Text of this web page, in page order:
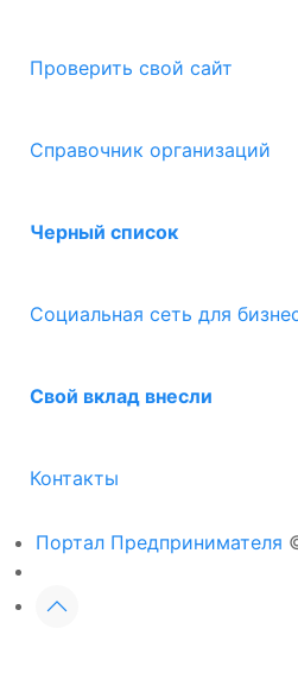
Проверить свой сайт
Справочник организаций
Черный список
Социальная сеть для
Свой вклад внесли
Контакты
Портал Предпринимателя